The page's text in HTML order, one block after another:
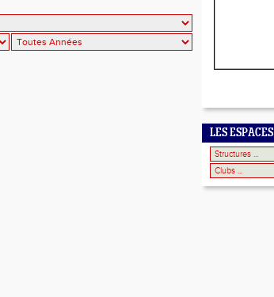
LES ESPACES